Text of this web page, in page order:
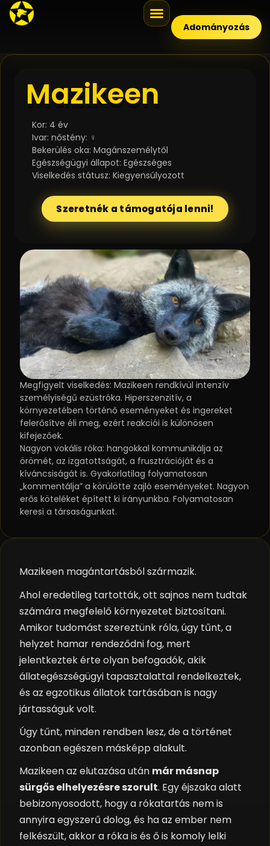
Adományozás
Mazikeen
Kor: 4 év
Ivar: nőstény: ♀
Bekerülés oka: Magánszemélytől
Egészségügyi állapot: Egészséges
Viselkedés státusz: Kiegyensúlyozott
Szeretnék a támogatója lenni!
Megfigyelt viselkedés: Mazikeen rendkívül intenzív
személyiségű ezüstróka. Hiperszenzitív, a
környezetében történő eseményeket és ingereket
felerősítve éli meg, ezért reakciói is különösen
kifejezőek.
Nagyon vokális róka: hangokkal kommunikálja az
örömét, az izgatottságát, a frusztrációját és a
kíváncsiságát is. Gyakorlatilag folyamatosan
„kommentálja” a körülötte zajló eseményeket. Nagyon
erős köteléket épített ki irányunkba. Folyamatosan
keresi a társaságunkat.
Mazikeen magántartásból származik.
Ahol eredetileg tartották, ott sajnos nem tudtak
számára megfelelő környezetet biztosítani.
Amikor tudomást szereztünk róla, úgy tűnt, a
helyzet hamar rendeződni fog, mert
jelentkeztek érte olyan befogadók, akik
állategészségügyi tapasztalattal rendelkeztek,
és az egzotikus állatok tartásában is nagy
jártasságuk volt.
Úgy tűnt, minden rendben lesz, de a történet
azonban egészen másképp alakult.
Mazikeen az elutazása után már másnap
sürgős elhelyezésre szorult. Egy éjszaka alatt
bebizonyosodott, hogy a rókatartás nem is
annyira egyszerű dolog, és ha az ember nem
felkészült, akkor a róka is és ő is komoly lelki